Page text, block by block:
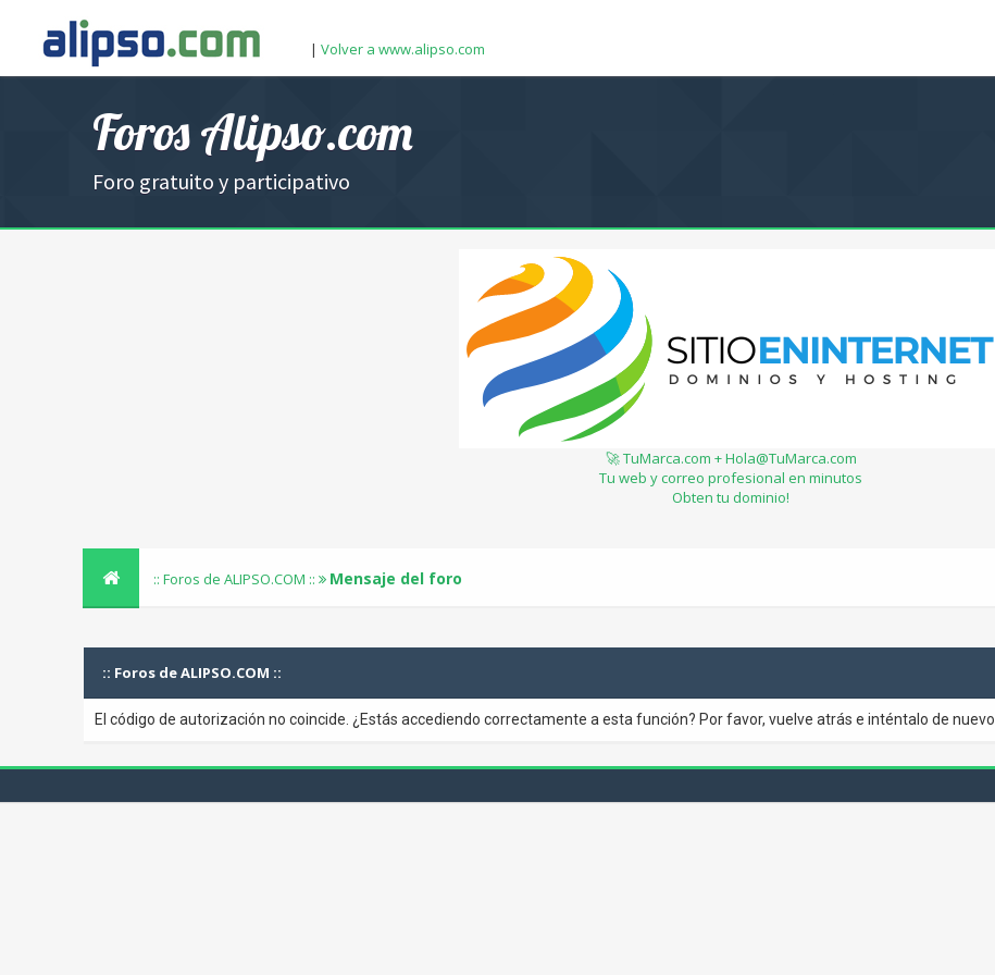
| Volver a www.alipso.com
Foros Alipso.com
Foro gratuito y participativo
🚀 TuMarca.com + Hola@TuMarca.com
Tu web y correo profesional en minutos
Obten tu dominio!
:: Foros de ALIPSO.COM :: Mensaje del foro
:: Foros de ALIPSO.COM ::
El código de autorización no coincide. ¿Estás accediendo correctamente a esta función? Por favor, vuelve atrás e inténtalo de nuevo.